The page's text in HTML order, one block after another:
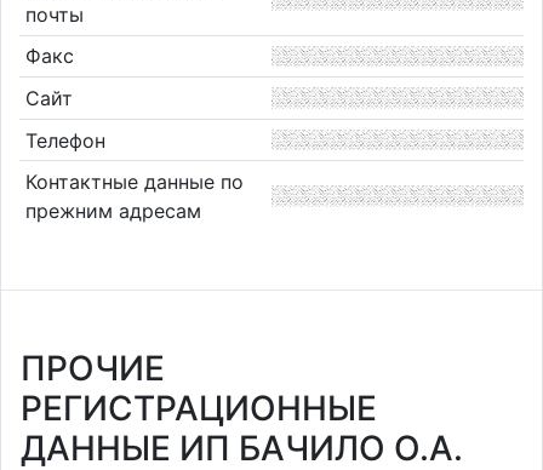
почты
Факс
Сайт
Телефон
Контактные данные по
прежним адресам
ПРОЧИЕ
РЕГИСТРАЦИОННЫЕ
ДАННЫЕ ИП БАЧИЛО О.А.